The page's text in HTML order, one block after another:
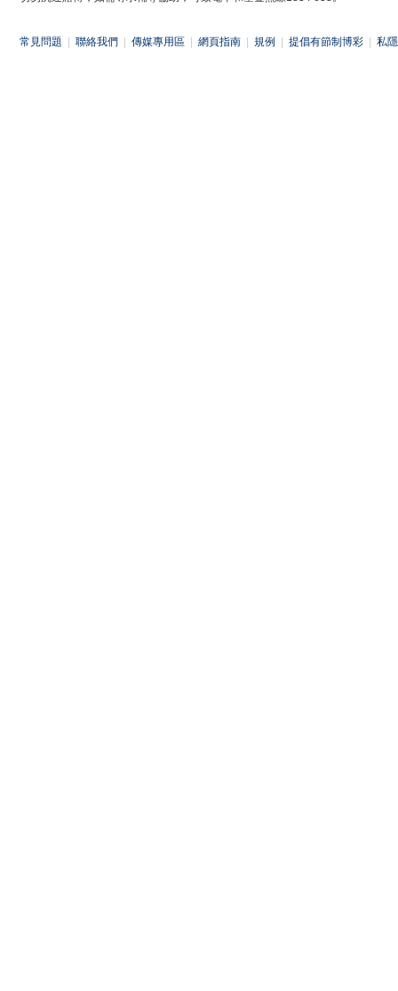
常見問題 聯絡我們 傳媒專用區 網頁指南 規例 提倡有節制博彩 私